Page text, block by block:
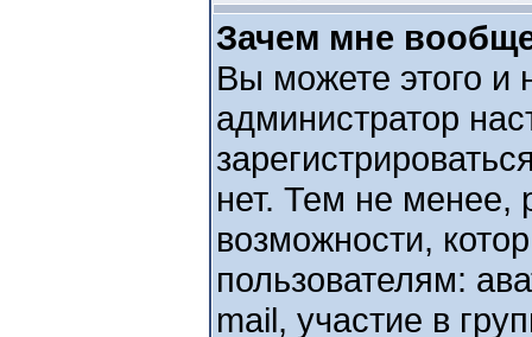
Зачем мне
Вы можете этого и
администратор
нет. Тем не менее,
возможности,
пользователям:
mail, участие в